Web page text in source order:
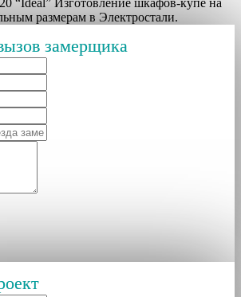
размерам в Электростали.
замерщика